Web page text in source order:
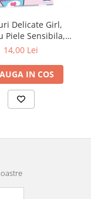
Delicate Girl,
Piele Sensibila,
24buc., Pic
14,00 Lei
IN COS